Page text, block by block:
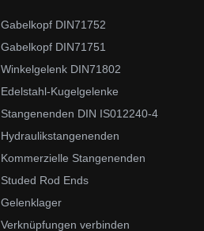
Gabelkopf DIN71752
Gabelkopf DIN71751
Winkelgelenk DIN71802
Edelstahl-Kugelgelenke
Stangenenden DIN IS012240-4
Hydraulikstangenenden
Kommerzielle Stangenenden
Studed Rod Ends
Gelenklager
Verknüpfungen verbinden